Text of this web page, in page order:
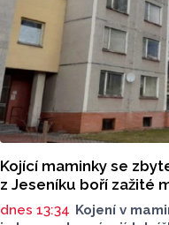
Kojící maminky se
z Jeseníku boří zažité
dnes 13:34 Kojení v